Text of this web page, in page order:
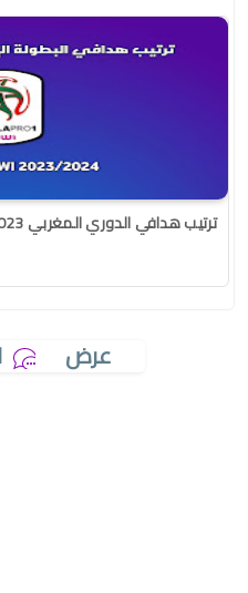
ترتيب هدافي الدوري المغربي 2024/2023
عرض